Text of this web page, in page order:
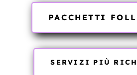
PACCHETTI
SERVIZI PIÙ